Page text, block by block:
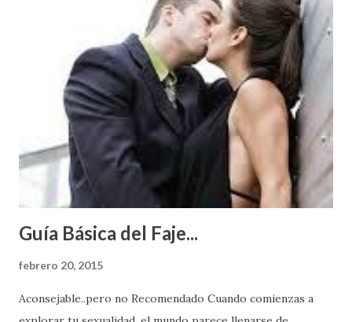
Guía Básica del Faje...
febrero 20, 2015
Aconsejable..pero no Recomendado Cuando comienzas a